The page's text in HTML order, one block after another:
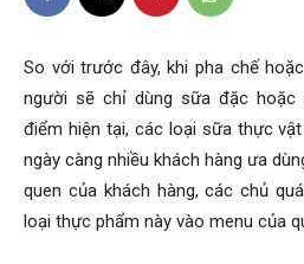
So với trước đây, khi pha chế
người sẽ chỉ dùng sữa đặc
điểm hiện tại, các loại sữa thực
ngày càng nhiều khách hàng ưa
quen của khách hàng, các chủ
loại thực phẩm này vào menu của